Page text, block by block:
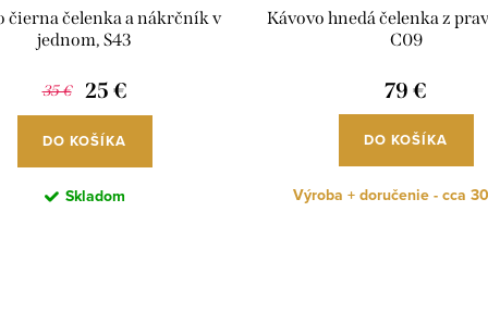
čierna čelenka a nákrčník v
jednom, S43
35 € 25 €
DO KOŠÍKA
Skladom
Kávovo hnedá čelenka z
C09
79 €
DO KOŠÍKA
Výroba + doručenie - cca